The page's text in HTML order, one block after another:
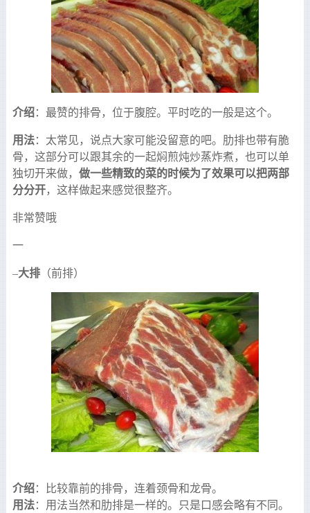
介绍：最赞的排骨，位于腹腔。平时吃的一般是这个。
用法：太常见，说点大家可能没留意的吧。肋排也带有脆
骨，这部分可以跟其余的一起焖煎炖炒蒸炸煮，也可以单
独切开来做， 做一些精致的菜的时候为了效果可以把两部
分分开，这样做起来感觉很整齐。
非常赞哦
一
–大排（前排）
介绍：比较靠前的排骨，连着颈骨和龙骨。
用法：用法当然和肋排是一样的。只是口感会略有不同。